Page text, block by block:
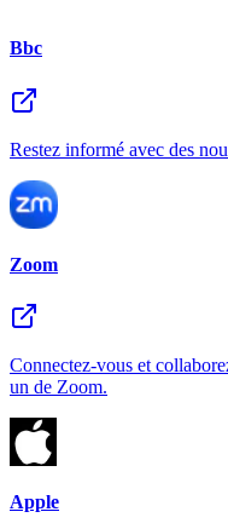
Bbc
Restez informé avec des
Zoom
Connectez-vous et
un de Zoom.
Apple